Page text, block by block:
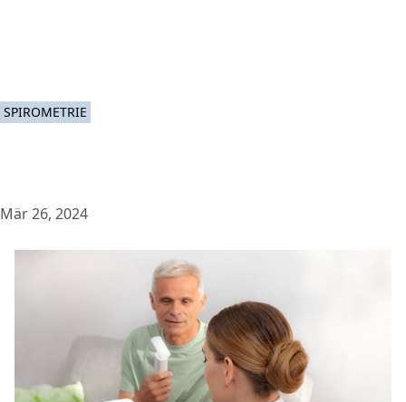
SPIROMETRIE
Mär 26, 2024